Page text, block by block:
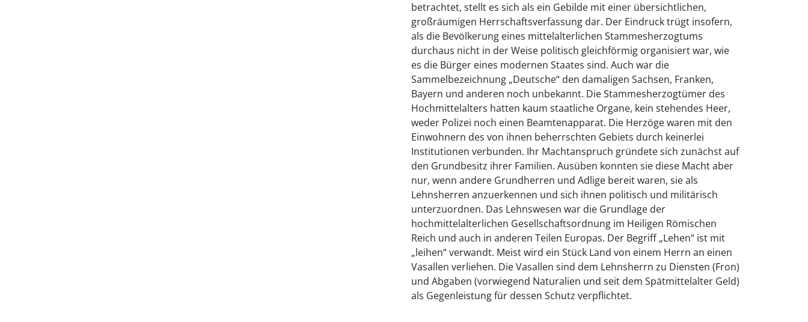
betrachtet, stellt es sich als ein Gebilde mit einer übersichtlichen,
großräumigen Herrschaftsverfassung dar. Der Eindruck trügt insofern,
als die Bevölkerung eines mittelalterlichen Stammesherzogtums
durchaus nicht in der Weise politisch gleichförmig organisiert war, wie
es die Bürger eines modernen Staates sind. Auch war die
Sammelbezeichnung „Deutsche“ den damaligen Sachsen, Franken,
Bayern und anderen noch unbekannt. Die Stammesherzogtümer des
Hochmittelalters hatten kaum staatliche Organe, kein stehendes Heer,
weder Polizei noch einen Beamtenapparat. Die Herzöge waren mit den
Einwohnern des von ihnen beherrschten Gebiets durch keinerlei
Institutionen verbunden. Ihr Machtanspruch gründete sich zunächst auf
den Grundbesitz ihrer Familien. Ausüben konnten sie diese Macht aber
nur, wenn andere Grundherren und Adlige bereit waren, sie als
Lehnsherren anzuerkennen und sich ihnen politisch und militärisch
unterzuordnen. Das Lehnswesen war die Grundlage der
hochmittelalterlichen Gesellschaftsordnung im Heiligen Römischen
Reich und auch in anderen Teilen Europas. Der Begriff „Lehen“ ist mit
„leihen“ verwandt. Meist wird ein Stück Land von einem Herrn an einen
Vasallen verliehen. Die Vasallen sind dem Lehnsherrn zu Diensten (Fron)
und Abgaben (vorwiegend Naturalien und seit dem Spätmittelalter Geld)
als Gegenleistung für dessen Schutz verpflichtet.